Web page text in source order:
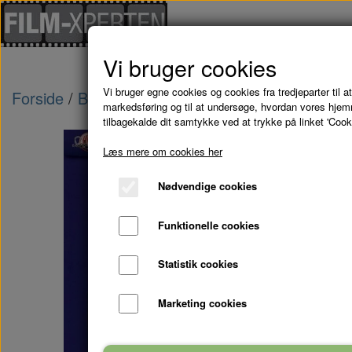
Forside Brugte Film DET STØVER STADIG -
Vi bruger cookies
Vi bruger egne cookies og cookies fra tredjeparter til
markedsføring og til at undersøge, hvordan vores
tilbagekalde dit samtykke ved at trykke på linket
Læs mere om cookies her
Nødvendige cookies
Funktionelle cookies
Statistik cookies
Marketing cookies